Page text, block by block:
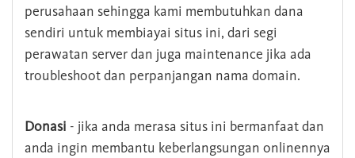
perusahaan sehingga kami membutuhkan dana
sendiri untuk membiayai situs ini, dari segi
perawatan server dan juga maintenance jika ada
troubleshoot dan perpanjangan nama domain.
Donasi - jika anda merasa situs ini bermanfaat dan
anda ingin membantu keberlangsungan onlinennya